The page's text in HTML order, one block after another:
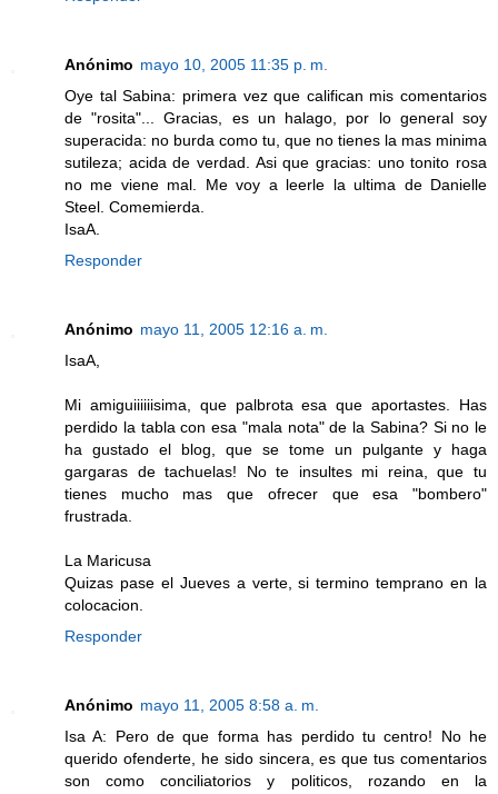
Anónimo mayo 10, 2005 11:35 p. m.
Oye tal Sabina: primera vez que califican mis comentarios
de "rosita"... Gracias, es un halago, por lo general soy
superacida: no burda como tu, que no tienes la mas minima
sutileza; acida de verdad. Asi que gracias: uno tonito rosa
no me viene mal. Me voy a leerle la ultima de Danielle
Steel. Comemierda.
IsaA.
Responder
Anónimo mayo 11, 2005 12:16 a. m.
IsaA,
Mi amiguiiiiiisima, que palbrota esa que aportastes. Has
perdido la tabla con esa "mala nota" de la Sabina? Si no le
ha gustado el blog, que se tome un pulgante y haga
gargaras de tachuelas! No te insultes mi reina, que tu
tienes mucho mas que ofrecer que esa "bombero"
frustrada.
La Maricusa
Quizas pase el Jueves a verte, si termino temprano en la
colocacion.
Responder
Anónimo mayo 11, 2005 8:58 a. m.
Isa A: Pero de que forma has perdido tu centro! No he
querido ofenderte, he sido sincera, es que tus comentarios
son como conciliatorios y politicos, rozando en la